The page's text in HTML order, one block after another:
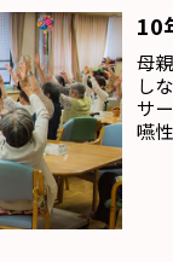
10
母
し
サ
嚥